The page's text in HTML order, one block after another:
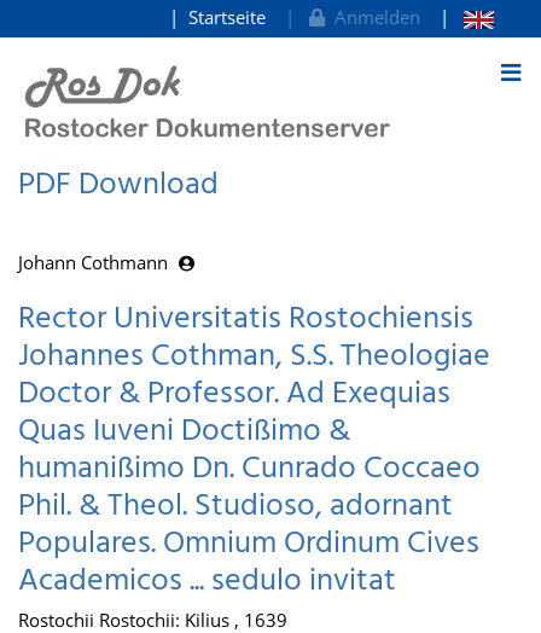
zum Inhalt
Startseite Anmelden
PDF Download
Johann Cothmann
Rector Universitatis Rostochiensis
Johannes Cothman, S.S. Theologiae
Doctor & Professor. Ad Exequias
Quas Iuveni Doctißimo &
humanißimo Dn. Cunrado Coccaeo
Phil. & Theol. Studioso, adornant
Populares. Omnium Ordinum Cives
Academicos ... sedulo invitat
Rostochii Rostochii: Kilius , 1639